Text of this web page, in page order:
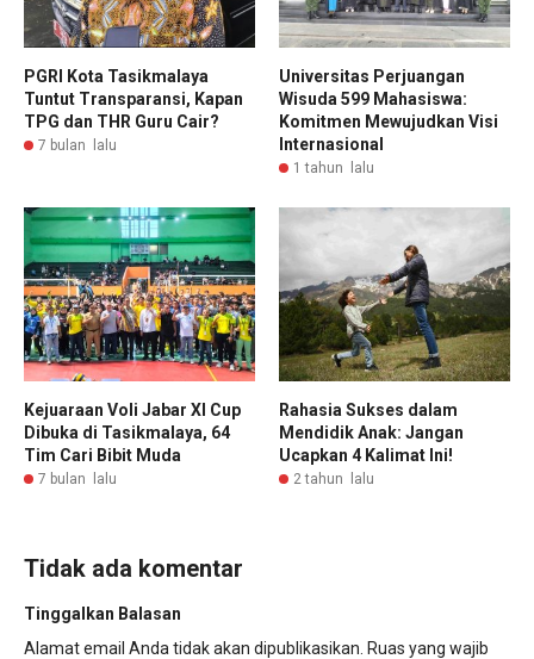
PGRI Kota Tasikmalaya
Tuntut Transparansi, Kapan
TPG dan THR Guru Cair?
7 bulan lalu
Universitas Perjuangan
Wisuda 599 Mahasiswa:
Komitmen Mewujudkan Visi
Internasional
1 tahun lalu
Kejuaraan Voli Jabar XI Cup
Dibuka di Tasikmalaya, 64
Tim Cari Bibit Muda
7 bulan lalu
Rahasia Sukses dalam
Mendidik Anak: Jangan
Ucapkan 4 Kalimat Ini!
2 tahun lalu
Tidak ada komentar
Tinggalkan Balasan
Alamat email Anda tidak akan dipublikasikan. Ruas yang wajib